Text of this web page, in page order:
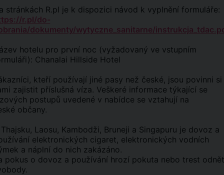
stránkách R.pl je k dispozici návod k vyplnění formuláře:
r.pl/do-
dokumenty/wytyczne_sanitarne/
hotelu pro první noc (vyžadovaný ve vstupním
Chanalai Hillside Hotel
kteří používají jiné pasy než české, jsou povinni si
zajistit příslušná víza. Veškeré informace týkající se
postupů uvedené v nabídce se vztahují na
občany.
Laosu, Kambodži, Bruneji a Singapuru je dovoz a
elektronických cigaret, elektronických vodních
a náplní do nich zakázáno.
pokus o dovoz a používání hrozí pokuta nebo trest